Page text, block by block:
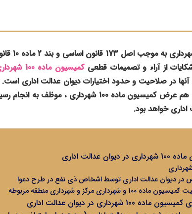
اعتراض به
از آراء و تصمیمات قطعیکمیسیون ماده 100 شهرداری
در صلاحیت و حدود اختیارات دیوان عدالت اداری
در شعب دیوان عدالت اداری ، شعبه هم عرض کمیسیون ماده 100
اداری خواهد بود.
اداری
در دیوان عدالت اداری توسط اشخاص ذی نفع در طرح دعوا
مرکز و شهرداری منطقه مربوطه
در دیوان عدالت اداری